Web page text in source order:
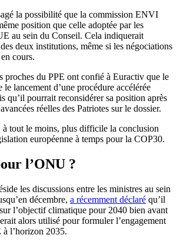
la possibilité que la commission ENVI
position que celle adoptée par les
au sein du Conseil. Cela indiquerait
deux institutions, même si les négociations
cours.
proches du PPE ont confié à Euractiv que le
lancement d’une procédure accélérée
qu’il pourrait reconsidérer sa position après
réelles des Patriotes sur le dossier.
à tout le moins, plus difficile la conclusion
européenne à temps pour la COP30.
l’ONU ?
les discussions entre les ministres au sein
décembre, a récemment déclaré qu’il
l’objectif climatique pour 2040 bien avant
alors utilisé pour formuler l’engagement
à l’horizon 2035.